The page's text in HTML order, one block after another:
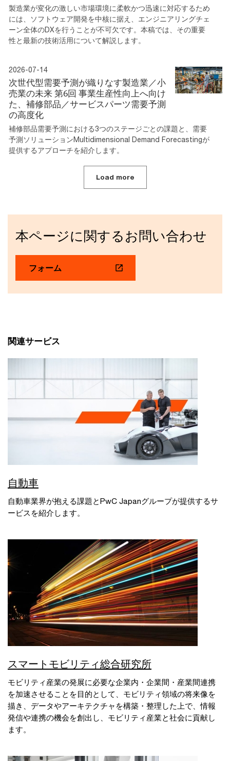
製造業が変化の激しい市場環境に柔軟かつ迅速に対応するため
には、ソフトウェア開発を中核に据え、エンジニアリングチェ
ーン全体のDXを行うことが不可欠です。本稿では、その重要
性と最新の技術活用について解説します。
2026-07-14
次世代型需要予測が織りなす製造業／小
売業の未来 第6回 事業生産性向上へ向け
た、補修部品／サービスパーツ需要予測
の高度化
補修部品需要予測における3つのステージごとの課題と、需要
予測ソリューションMultidimensional Demand Forecastingが
提供するアプローチを紹介します。
Load more
本ページに関するお問い合わせ
フォーム
関連サービス
自動車
自動車業界が抱える課題とPwC Japanグループが提供するサ
ービスを紹介します。
スマートモビリティ総合研究所
モビリティ産業の発展に必要な企業内・企業間・産業間連携
を加速させることを目的として、モビリティ領域の将来像を
描き、データやアーキテクチャを構築・整理した上で、情報
発信や連携の機会を創出し、モビリティ産業と社会に貢献し
ます。